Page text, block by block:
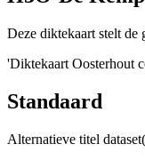
Deze diktekaart stelt de
'Diktekaart Oosterhout
Standaard
Alternatieve titel